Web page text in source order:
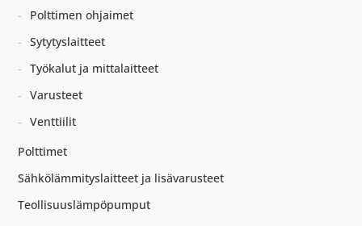
Polttimen ohjaimet
Sytytyslaitteet
Työkalut ja mittalaitteet
Varusteet
Venttiilit
Polttimet
Sähkölämmityslaitteet ja lisävarusteet
Teollisuuslämpöpumput